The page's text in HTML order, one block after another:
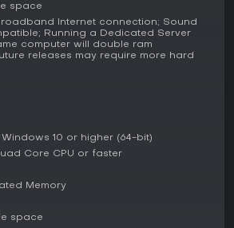
7 Days to Die zapewnia
nagradzające strategię i
na Steam jest mieszany, z krytyką po
cieszy się lojalną społecznością
swobodę. Dzięki ciągłemu
space
Internet connection; Sound
Running a Dedicated Server
computer will double ram
releases may require more hard
Windows 10 or higher (64-bit)
Core CPU or faster
Memory
space